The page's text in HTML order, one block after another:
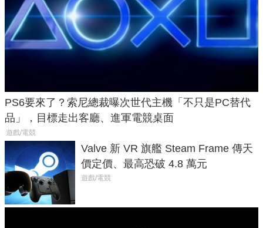
PS6要來了？索尼總裁曝次世代主機「不只是PC替代
品」，目標走出客廳、進軍電競桌面
遊戲/電競
Valve 新 VR 旗艦 Steam Frame 傳天
價定價、最高恐破 4.8 萬元
遊戲/電競